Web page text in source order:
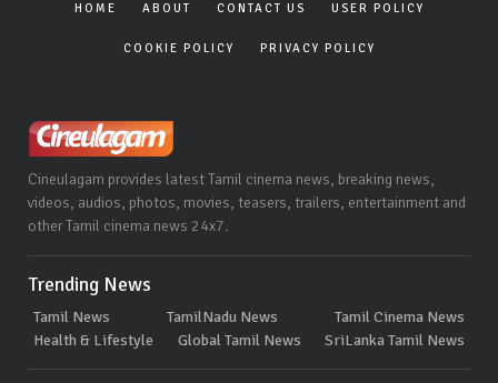
HOME ABOUT CONTACT US USER POLICY
COOKIE POLICY PRIVACY POLICY
Cineulagam provides latest Tamil cinema news, breaking news,
videos, audios, photos, movies, teasers, trailers, entertainment and
other Tamil cinema news 24x7.
Trending News
Tamil News TamilNadu News
Tamil Cinema News
Health & Lifestyle
Global Tamil News SriLanka Tamil News